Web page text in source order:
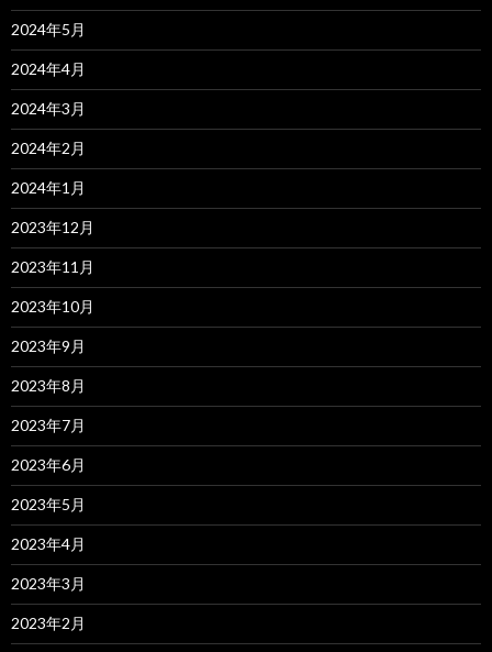
2024年5月
2024年4月
2024年3月
2024年2月
2024年1月
2023年12月
2023年11月
2023年10月
2023年9月
2023年8月
2023年7月
2023年6月
2023年5月
2023年4月
2023年3月
2023年2月